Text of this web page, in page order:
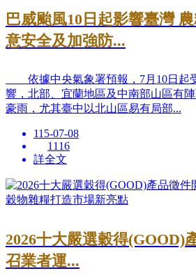
巴威颱風10日起影響臺灣
意安全及加強防...
依據中央氣象署預報，7月10日起
響，北部、宜蘭地區及中南部山區有
豪雨，尤其臺中以北山區易有局部...
115-07-08
1116
詳全文
2026十大嚴選穀得(GOOD)
召業者運...